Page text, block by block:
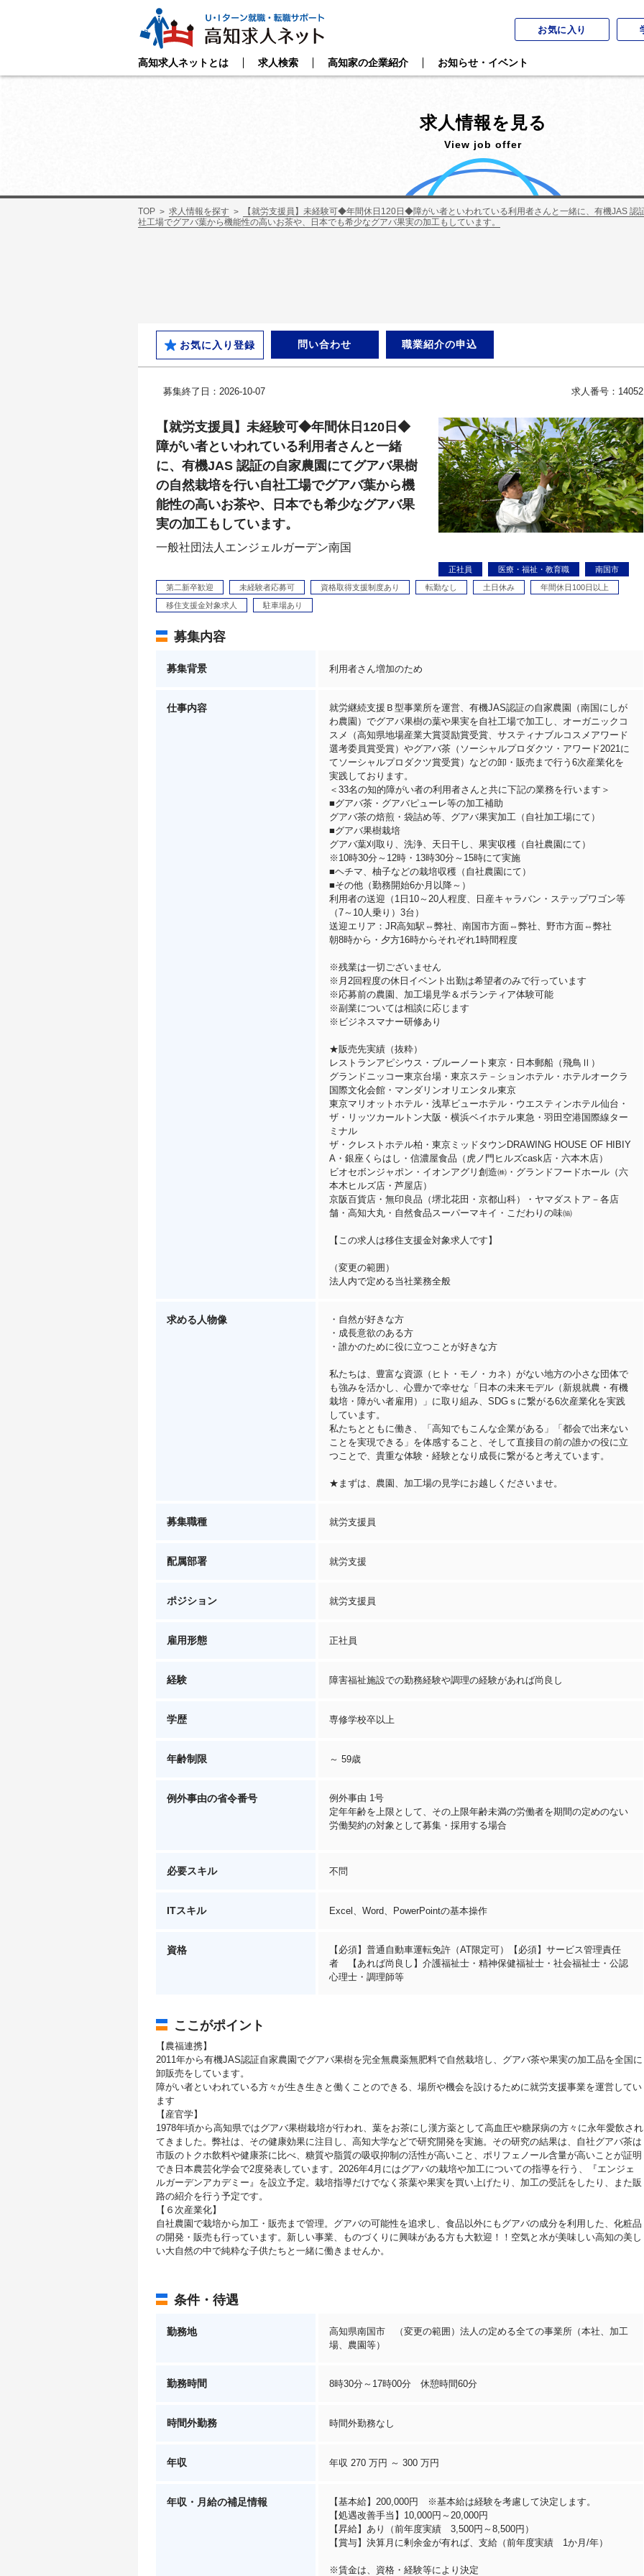
お気に入り
高知求人ネットとは 求人検索 高知家の企業紹介 お知らせ・イベント
求人情報を見る
View job offer
TOP 求人情報を探す
【就労支援員】未経験可◆年間休日120日◆障がい者といわれている利用者さんと一緒に、有機JAS 認
社工場でグアバ葉から機能性の高いお茶や、日本でも希少なグアバ果実の加工もしています。
お気に入り登録 問い合わせ 職業紹介の申込
募集終了日：2026-10-07 求人番号：14052
【就労支援員】未経験可◆年間休日120日◆
障がい者といわれている利用者さんと一緒
に、有機JAS 認証の自家農園にてグアバ果樹
の自然栽培を行い自社工場でグアバ葉から機
能性の高いお茶や、日本でも希少なグアバ果
実の加工もしています。
一般社団法人エンジェルガーデン南国
正社員 医療・福祉・教育職 南国市
第二新卒歓迎 未経験者応募可 資格取得支援制度あり 転勤なし 土日休み 年間休日100日以上
移住支援金対象求人 駐車場あり
募集内容
募集背景 利用者さん増加のため
仕事内容
就労継続支援Ｂ型事業所を運営、有機JAS認証の自家農園（南国にしが
わ農園）でグアバ果樹の葉や果実を自社工場で加工し、オーガニックコ
スメ（高知県地場産業大賞奨励賞受賞、サスティナブルコスメアワード
選考委員賞受賞）やグアバ茶（ソーシャルプロダクツ・アワード2021に
てソーシャルプロダクツ賞受賞）などの卸・販売まで行う6次産業化を
実践しております。
＜33名の知的障がい者の利用者さんと共に下記の業務を行います＞
■グアバ茶・グアバピューレ等の加工補助
グアバ茶の焙煎・袋詰め等、グアバ果実加工（自社加工場にて）
■グアバ果樹栽培
グアバ葉刈取り、洗浄、天日干し、果実収穫（自社農園にて）
※10時30分～12時・13時30分～15時にて実施
■ヘチマ、柚子などの栽培収穫（自社農園にて）
■その他（勤務開始6か月以降～）
利用者の送迎（1日10～20人程度、日産キャラバン・ステップワゴン等
（7～10人乗り）3台）
送迎エリア：JR高知駅⇔弊社、南国市方面⇔弊社、野市方面⇔弊社
朝8時から・夕方16時からそれぞれ1時間程度
※残業は一切ございません
※月2回程度の休日イベント出勤は希望者のみで行っています
※応募前の農園、加工場見学＆ボランティア体験可能
※副業については相談に応じます
※ビジネスマナー研修あり
★販売先実績（抜粋）
レストランアピシウス・ブルーノート東京・日本郵船（飛鳥Ⅱ）
グランドニッコー東京台場・東京ステ－ションホテル・ホテルオークラ
国際文化会館・マンダリンオリエンタル東京
東京マリオットホテル・浅草ビューホテル・ウエスティンホテル仙台・
ザ・リッツカールトン大阪・横浜ベイホテル東急・羽田空港国際線ター
ミナル
ザ・クレストホテル柏・東京ミッドタウンDRAWING HOUSE OF HIBIY
A・銀座くらはし・信濃屋食品（虎ノ門ヒルズcask店・六本木店）
ビオセボンジャポン・イオンアグリ創造㈱・グランドフードホール（六
本木ヒルズ店・芦屋店）
京阪百貨店・無印良品（堺北花田・京都山科）・ヤマダストア－各店
舗・高知大丸・自然食品スーパーマキイ・こだわりの味㈿
【この求人は移住支援金対象求人です】
（変更の範囲）
法人内で定める当社業務全般
求める人物像
・自然が好きな方
・成長意欲のある方
・誰かのために役に立つことが好きな方
私たちは、豊富な資源（ヒト・モノ・カネ）がない地方の小さな団体で
も強みを活かし、心豊かで幸せな「日本の未来モデル（新規就農・有機
栽培・障がい者雇用）」に取り組み、SDGｓに繋がる6次産業化を実践
しています。
私たちとともに働き、「高知でもこんな企業がある」「都会で出来ない
ことを実現できる」を体感すること、そして直接目の前の誰かの役に立
つことで、貴重な体験・経験となり成長に繋がると考えています。
★まずは、農園、加工場の見学にお越しくださいませ。
募集職種 就労支援員
配属部署 就労支援
ポジション 就労支援員
雇用形態 正社員
経験 障害福祉施設での勤務経験や調理の経験があれば尚良し
学歴 専修学校卒以上
年齢制限 ～ 59歳
例外事由の省令番号
例外事由 1号
定年年齢を上限として、その上限年齢未満の労働者を期間の定めのない
労働契約の対象として募集・採用する場合
必要スキル 不問
ITスキル Excel、Word、PowerPointの基本操作
資格
【必須】普通自動車運転免許（AT限定可）【必須】サービス管理責任
者 【あれば尚良し】介護福祉士・精神保健福祉士・社会福祉士・公認
心理士・調理師等
ここがポイント
【農福連携】
2011年から有機JAS認証自家農園でグアバ果樹を完全無農薬無肥料で自然栽培し、グアバ茶や果実の加工品を全国に
卸販売をしています。
障がい者といわれている方々が生き生きと働くことのできる、場所や機会を設けるために就労支援事業を運営してい
ます
【産官学】
1978年頃から高知県ではグアバ果樹栽培が行われ、葉をお茶にし漢方薬として高血圧や糖尿病の方々に永年愛飲され
てきました。弊社は、その健康効果に注目し、高知大学などで研究開発を実施。その研究の結果は、自社グアバ茶は
市販のトクホ飲料や健康茶に比べ、糖質や脂質の吸収抑制の活性が高いこと、ポリフェノール含量が高いことが証明
でき日本農芸化学会で2度発表しています。2026年4月にはグアバの栽培や加工についての指導を行う、『エンジェ
ルガーデンアカデミー』を設立予定。栽培指導だけでなく茶葉や果実を買い上げたり、加工の受託をしたり、また販
路の紹介を行う予定です。
【６次産業化】
自社農園で栽培から加工・販売まで管理。グアバの可能性を追求し、食品以外にもグアバの成分を利用した、化粧品
の開発・販売も行っています。新しい事業、ものづくりに興味がある方も大歓迎！！空気と水が美味しい高知の美し
い大自然の中で純粋な子供たちと一緒に働きませんか。
条件・待遇
勤務地
高知県南国市 （変更の範囲）法人の定める全ての事業所（本社、加工
場、農園等）
勤務時間 8時30分～17時00分 休憩時間60分
時間外勤務 時間外勤務なし
年収 年収 270 万円 ～ 300 万円
年収・月給の補足情報
【基本給】200,000円 ※基本給は経験を考慮して決定します。
【処遇改善手当】10,000円～20,000円
【昇給】あり（前年度実績 3,500円～8,500円）
【賞与】決算月に剰余金が有れば、支給（前年度実績 1か月/年）
※賃金は、資格・経験等により決定